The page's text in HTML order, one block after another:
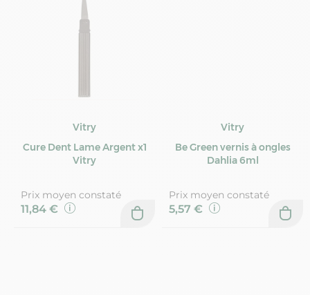
Vitry
Cure Dent Lame Argent x1
Vitry
Prix moyen constaté
11,84 €
Vitry
Be Green vernis à ongles
Dahlia 6ml
Prix moyen constaté
5,57 €